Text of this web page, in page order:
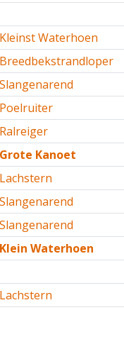
Kleinst Waterhoen
Breedbekstrandloper
Slangenarend
Poelruiter
Ralreiger
Grote Kanoet
Lachstern
Slangenarend
Slangenarend
Klein Waterhoen
Lachstern